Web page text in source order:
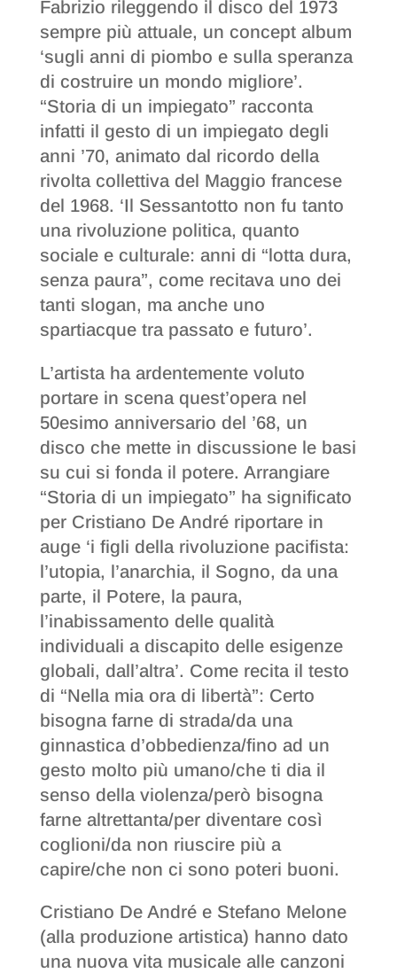
Fabrizio rileggendo il disco del 1973
sempre più attuale, un concept album
‘sugli anni di piombo e sulla speranza
di costruire un mondo migliore’.
“Storia di un impiegato” racconta
infatti il gesto di un impiegato degli
anni ’70, animato dal ricordo della
rivolta collettiva del Maggio francese
del 1968. ‘Il Sessantotto non fu tanto
una rivoluzione politica, quanto
sociale e culturale: anni di “lotta dura,
senza paura”, come recitava uno dei
tanti slogan, ma anche uno
spartiacque tra passato e futuro’.
L’artista ha ardentemente voluto
portare in scena quest’opera nel
50esimo anniversario del ’68, un
disco che mette in discussione le basi
su cui si fonda il potere. Arrangiare
“Storia di un impiegato” ha significato
per Cristiano De André riportare in
auge ‘i figli della rivoluzione pacifista:
l’utopia, l’anarchia, il Sogno, da una
parte, il Potere, la paura,
l’inabissamento delle qualità
individuali a discapito delle esigenze
globali, dall’altra’. Come recita il testo
di “Nella mia ora di libertà”: Certo
bisogna farne di strada/da una
ginnastica d’obbedienza/fino ad un
gesto molto più umano/che ti dia il
senso della violenza/però bisogna
farne altrettanta/per diventare così
coglioni/da non riuscire più a
capire/che non ci sono poteri buoni.
Cristiano De André e Stefano Melone
(alla produzione artistica) hanno dato
una nuova vita musicale alle canzoni